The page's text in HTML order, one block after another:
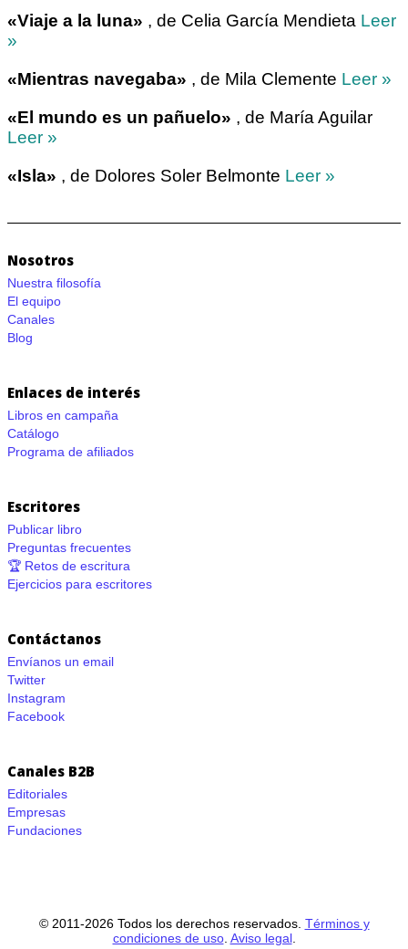
«Viaje a la luna» , de Celia García Mendieta Leer
»
«Mientras navegaba» , de Mila Clemente Leer »
«El mundo es un pañuelo» , de María Aguilar
Leer »
«Isla» , de Dolores Soler Belmonte Leer »
Nosotros
Nuestra filosofía
El equipo
Canales
Blog
Enlaces de interés
Libros en campaña
Catálogo
Programa de afiliados
Escritores
Publicar libro
Preguntas frecuentes
🏆 Retos de escritura
Ejercicios para escritores
Contáctanos
Envíanos un email
Twitter
Instagram
Facebook
Canales B2B
Editoriales
Empresas
Fundaciones
© 2011-2026 Todos los derechos reservados. Términos y
condiciones de uso. Aviso legal.